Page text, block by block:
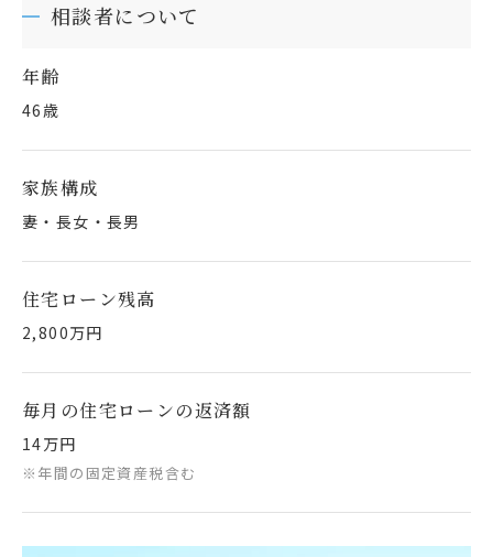
相談者について
年齢
46歳
家族構成
妻・長女・長男
住宅ローン残高
2,800万円
毎月の住宅ローンの返済額
14万円
※年間の固定資産税含む